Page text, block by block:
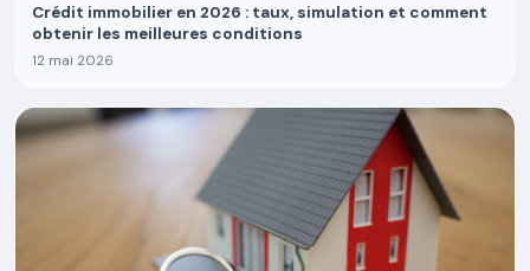
Crédit immobilier en 2026 : taux, simulation et comment
obtenir les meilleures conditions
12 mai 2026